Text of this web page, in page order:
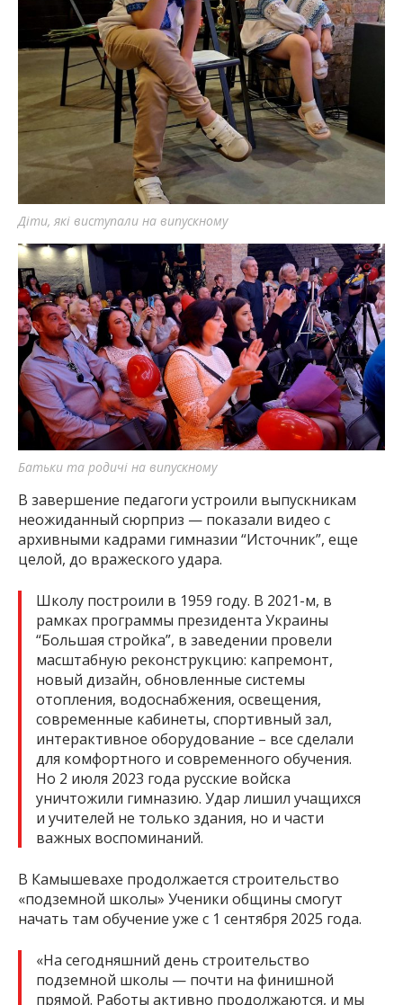
Діти, які виступали на випускному
Батьки та родичі на випускному
В завершение педагоги устроили выпускникам
неожиданный сюрприз — показали видео с
архивными кадрами гимназии “Источник”, еще
целой, до вражеского удара.
Школу построили в 1959 году. В 2021-м, в
рамках программы президента Украины
“Большая стройка”, в заведении провели
масштабную реконструкцию: капремонт,
новый дизайн, обновленные системы
отопления, водоснабжения, освещения,
современные кабинеты, спортивный зал,
интерактивное оборудование – все сделали
для комфортного и современного обучения.
Но 2 июля 2023 года русские войска
уничтожили гимназию. Удар лишил учащихся
и учителей не только здания, но и части
важных воспоминаний.
В Камышевахе продолжается строительство
«подземной школы» Ученики общины смогут
начать там обучение уже с 1 сентября 2025 года.
«На сегодняшний день строительство
подземной школы — почти на финишной
прямой. Работы активно продолжаются, и мы